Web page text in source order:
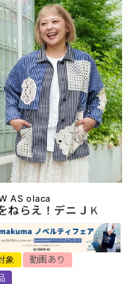
AS olaca
ねらえ！デニＪＫ
象
動画あり